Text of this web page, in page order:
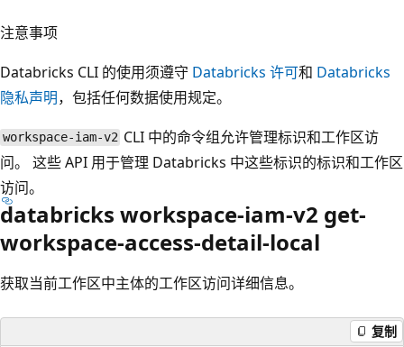
注意事项
Databricks CLI 的使用须遵守 Databricks 许可和 Databricks
隐私声明，包括任何数据使用规定。
workspace-iam-v2 CLI 中的命令组允许管理标识和工作区访
问。 这些 API 用于管理 Databricks 中这些标识的标识和工作区
访问。
databricks workspace-iam-v2 get-
workspace-access-detail-local
获取当前工作区中主体的工作区访问详细信息。
复制